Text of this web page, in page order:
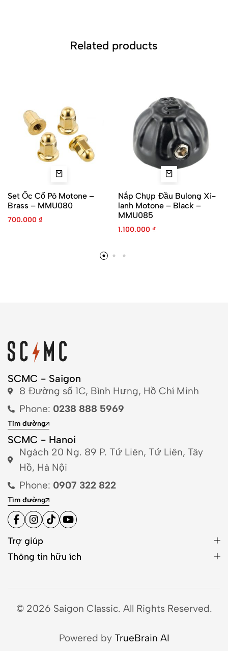
Related products
Set Ốc Cổ Pô Motone –
Brass – MMU080
700.000 ₫
Nắp Chụp Đầu Bulong Xi-
lanh Motone – Black –
MMU085
1.100.000 ₫
SCMC - Saigon
8 Đường số 1C, Bình Hưng, Hồ Chí Minh
Phone: 0238 888 5969
Tìm đường
SCMC - Hanoi
Ngách 20 Ng. 89 P. Tứ Liên, Tứ Liên, Tây
Hồ, Hà Nội
Phone: 0907 322 822
Tìm đường
Trợ giúp
Thông tin hữu ích
© 2026 Saigon Classic. All Rights Reserved.
Powered by TrueBrain AI